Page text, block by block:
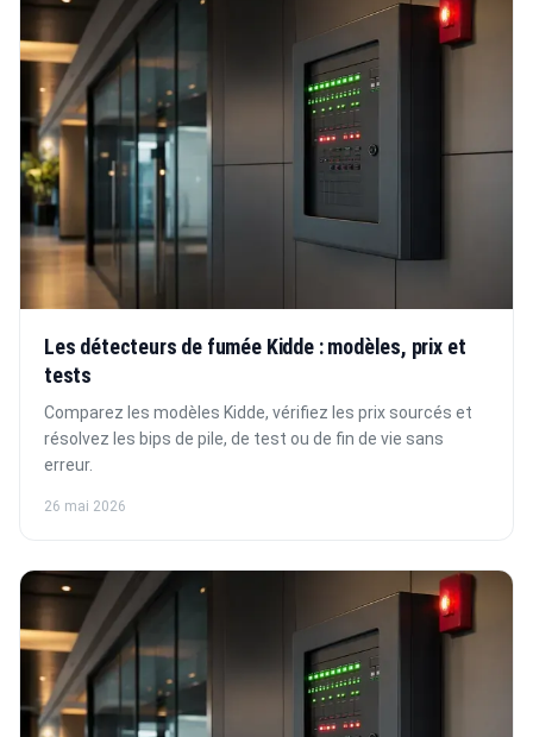
Les détecteurs de fumée Kidde : modèles, prix et
tests
Comparez les modèles Kidde, vérifiez les prix sourcés et
résolvez les bips de pile, de test ou de fin de vie sans
erreur.
26 mai 2026